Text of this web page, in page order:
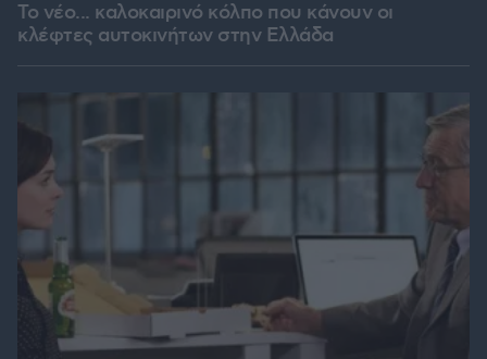
Το νέο... καλοκαιρινό κόλπο που κάνουν οι
κλέφτες αυτοκινήτων στην Ελλάδα